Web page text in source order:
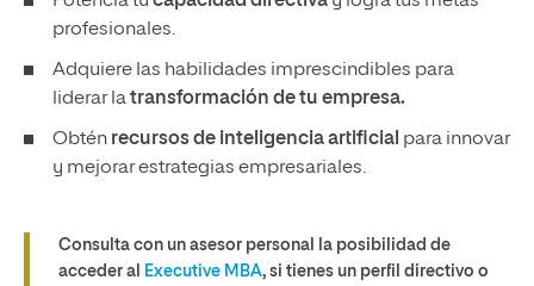
profesionales.
Adquiere las habilidades imprescindibles para
liderar latransformación de tu empresa.
Obtén recursos de inteligencia artificial para innovar
y mejorar estrategias empresariales.
Consulta con un asesor personal la posibilidad de
acceder al
Executive MBA, si tienes un perfil directivo o